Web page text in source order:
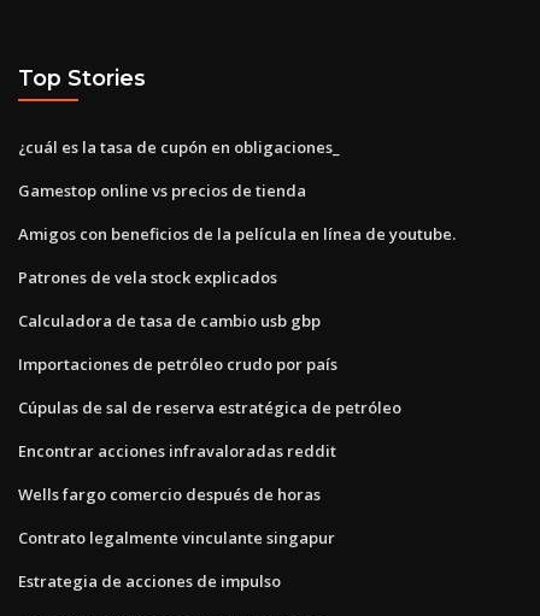
Top Stories
¿cuál es la tasa de cupón en obligaciones_
Gamestop online vs precios de tienda
Amigos con beneficios de la película en línea de youtube.
Patrones de vela stock explicados
Calculadora de tasa de cambio usb gbp
Importaciones de petróleo crudo por país
Cúpulas de sal de reserva estratégica de petróleo
Encontrar acciones infravaloradas reddit
Wells fargo comercio después de horas
Contrato legalmente vinculante singapur
Estrategia de acciones de impulso